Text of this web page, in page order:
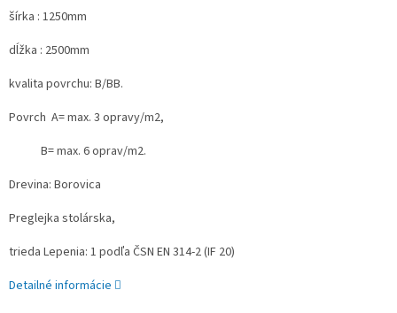
šírka : 1250mm
dĺžka : 2500mm
kvalita povrchu: B/BB.
Povrch A= max. 3 opravy/m2,
B= max. 6 oprav/m2.
Drevina: Borovica
Preglejka stolárska,
trieda Lepenia: 1 podľa ČSN EN 314-2 (IF 20)
Detailné informácie